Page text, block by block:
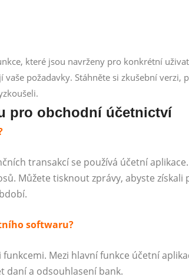
které jsou navrženy pro konkrétní
požadavky. Stáhněte si zkušební verzi,
pro obchodní účetnictví
transakcí se používá účetní
Můžete tisknout zprávy, abyste
softwaru?
funkcemi. Mezi hlavní funkce účetní
daní a odsouhlasení bank.